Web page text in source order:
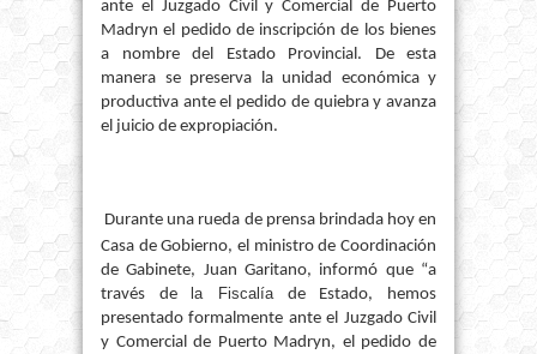
ante el Juzgado Civil y Comercial de Puerto
Madryn el pedido de inscripción de los bienes
a nombre del Estado Provincial. De esta
manera se preserva la unidad económica y
productiva ante el pedido de quiebra y avanza
el juicio de expropiación.
Durante una rueda de prensa brindada hoy en
Casa de Gobierno, el ministro de Coordinación
de Gabinete, Juan Garitano, informó que “a
través dela Fiscalíade Estado, hemos
presentado formalmente ante el Juzgado Civil
y Comercial de Puerto Madryn, el pedido de